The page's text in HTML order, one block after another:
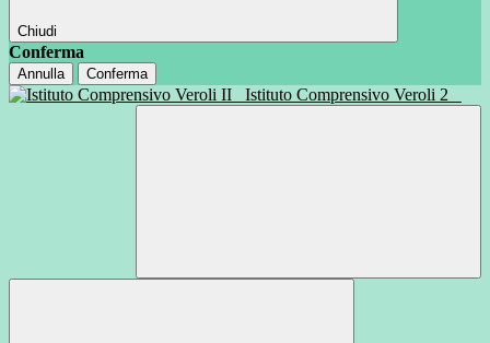
Chiudi
Conferma
Annulla Conferma
Istituto Comprensivo Veroli 2